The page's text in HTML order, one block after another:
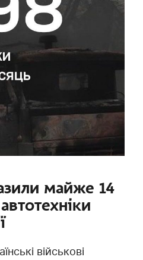
майже 14
військові